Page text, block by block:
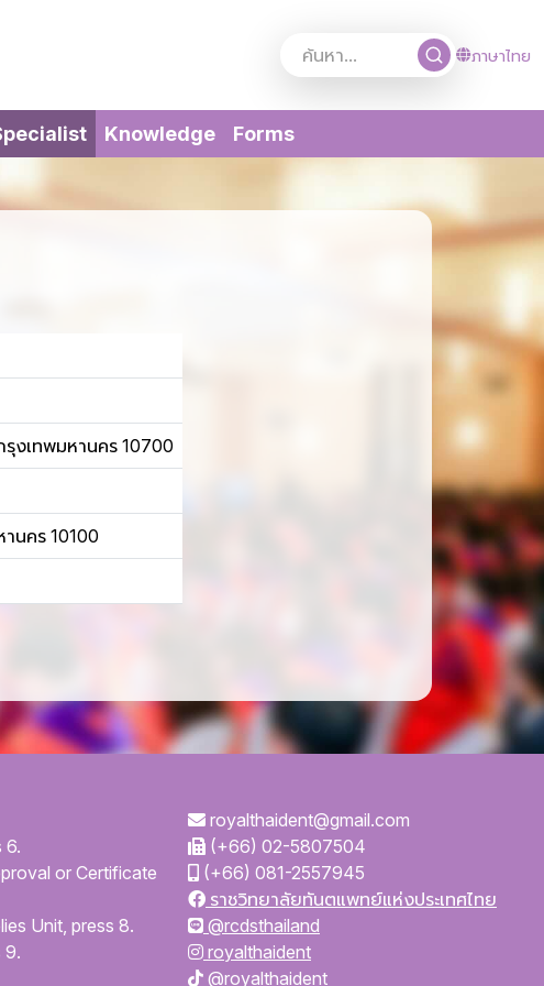
ภาษาไทย
(current)
Knowledge Forms
งเทพมหานคร 10700
นคร 10100
6.
or Certificate
Unit, press 8.
9.
royalthaident@gmail.com
(+66) 02-5807504
(+66) 081-2557945
ราชวิทยาลัยทันตแพทย์แห่งประเทศไทย
@rcdsthailand
royalthaident
@royalthaident